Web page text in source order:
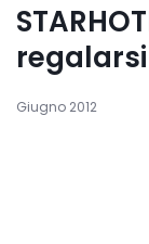
Giugno 2012